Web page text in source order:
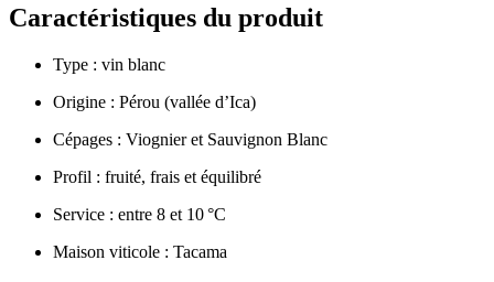
Caractéristiques du produit
Type : vin blanc
Origine : Pérou (vallée d’Ica)
Cépages : Viognier et Sauvignon Blanc
Profil : fruité, frais et équilibré
Service : entre 8 et 10 °C
Maison viticole : Tacama